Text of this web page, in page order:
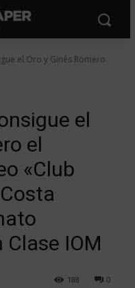
el Oro y Ginés Romero
el
el
«Club
IOM
0
188